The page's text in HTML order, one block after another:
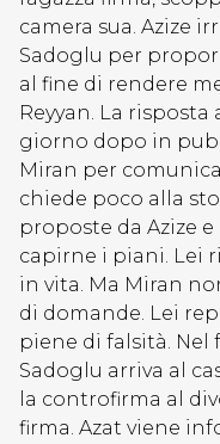
camera sua. Azize
Sadoglu per
al fine di rendere
Reyyan. La risposta
giorno dopo in
Miran per
chiede poco alla
proposte da Azize
capirne i piani. Lei
in vita. Ma Miran
di domande. Lei
piene di falsità. Nel
Sadoglu arriva al
la controfirma al
firma. Azat viene